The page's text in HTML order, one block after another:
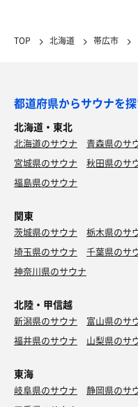
TOP 北海道 帯広市
都道府県からサウナを
北海道・東北
北海道のサウナ 青森県のサ
宮城県のサウナ
秋田県のサ
福島県のサウナ
関東
茨城県のサウナ 栃木県のサ
埼玉県のサウナ
千葉県のサ
神奈川県のサウナ
北陸・甲信越
新潟県のサウナ 富山県のサ
福井県のサウナ
山梨県のサ
東海
岐阜県のサウナ 静岡県のサ